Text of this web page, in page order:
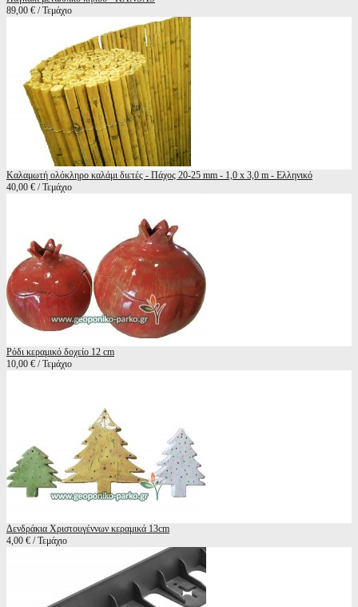
89,00 € / Τεμάχιο
Καλαμωτή ολόκληρο καλάμι διετές - Πάχος 20-25 mm - 1,0 x 3,0 m - Ελληνικό
40,00 € / Τεμάχιο
Ρόδι κεραμικό δοχείο 12 cm
10,00 € / Τεμάχιο
Δενδράκια Χριστουγέννων κεραμικά 13cm
4,00 € / Τεμάχιο